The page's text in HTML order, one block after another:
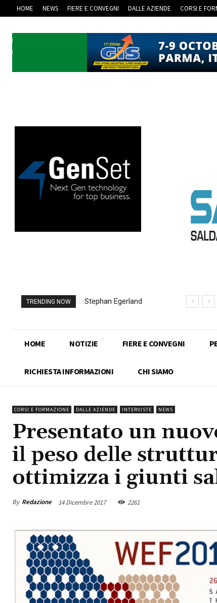
HOME NEWS FIERE E CONVEGNI DALLE AZIENDE CORSI E
TRENDING NOW
Stephan Egerland
HOME NOTIZIE FIERE E CONVEGNI
RICHIESTA INFORMAZIONI CHI SIAMO
CORSI E FORMAZIONE DALLE AZIENDE INTERVISTE NEWS
Presentato un
il peso delle
ottimizza i giunti
By Redazione 14 Dicembre 2017 2261